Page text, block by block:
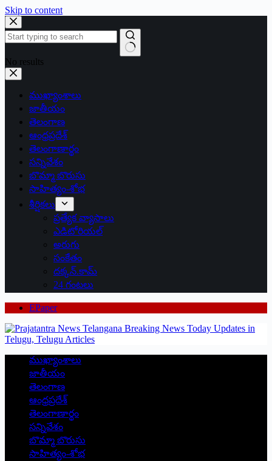
Skip to content
No results
ముఖ్యాంశాలు
జాతీయం
తెలంగాణ
ఆంధ్రప్రదేశ్
తెలంగాణార్థం
సన్నివేశం
బొమ్మా బొరుసు
సాహిత్యం-శోభ
శీర్షికలు
ప్రత్యేక వ్యాసాలు
ఎడిటోరియల్
అరుగు
సంకేతం
దక్కన్.కామ్
24 గంటలు
EPaper
ముఖ్యాంశాలు
జాతీయం
తెలంగాణ
ఆంధ్రప్రదేశ్
తెలంగాణార్థం
సన్నివేశం
బొమ్మా బొరుసు
సాహిత్యం-శోభ